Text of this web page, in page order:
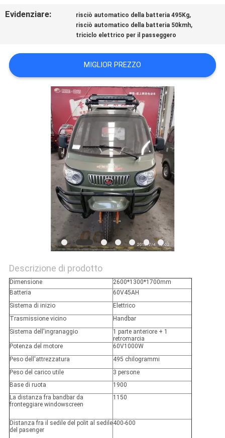
UNA
MAPPA
PRIVACY
Evidenziare: risciò automatico della batteria 495Kg,
risciò automatico della batteria 50kmh,
triciclo elettrico per il passeggero
MIGLIOR PREZZO
Descrizione di prodotto
Dimensione
2600*1300*1700mm
Batteria
60V45AH
Sistema di inizio
Elettrico
Trasmissione vicino
Handbar
Sistema dell'ingranaggio
1 parte anteriore + 1
retromarcia
Potenza del motore
60V1000W
Peso dell'attrezzatura
495 chilogrammi
Peso del carico utile
3 persone
Base di ruota
1900
La distanza fra bandbar da
fronteggiare windowscreen
1150
Distanza fra il sedile del polit al sedile
del pasenger
400-600